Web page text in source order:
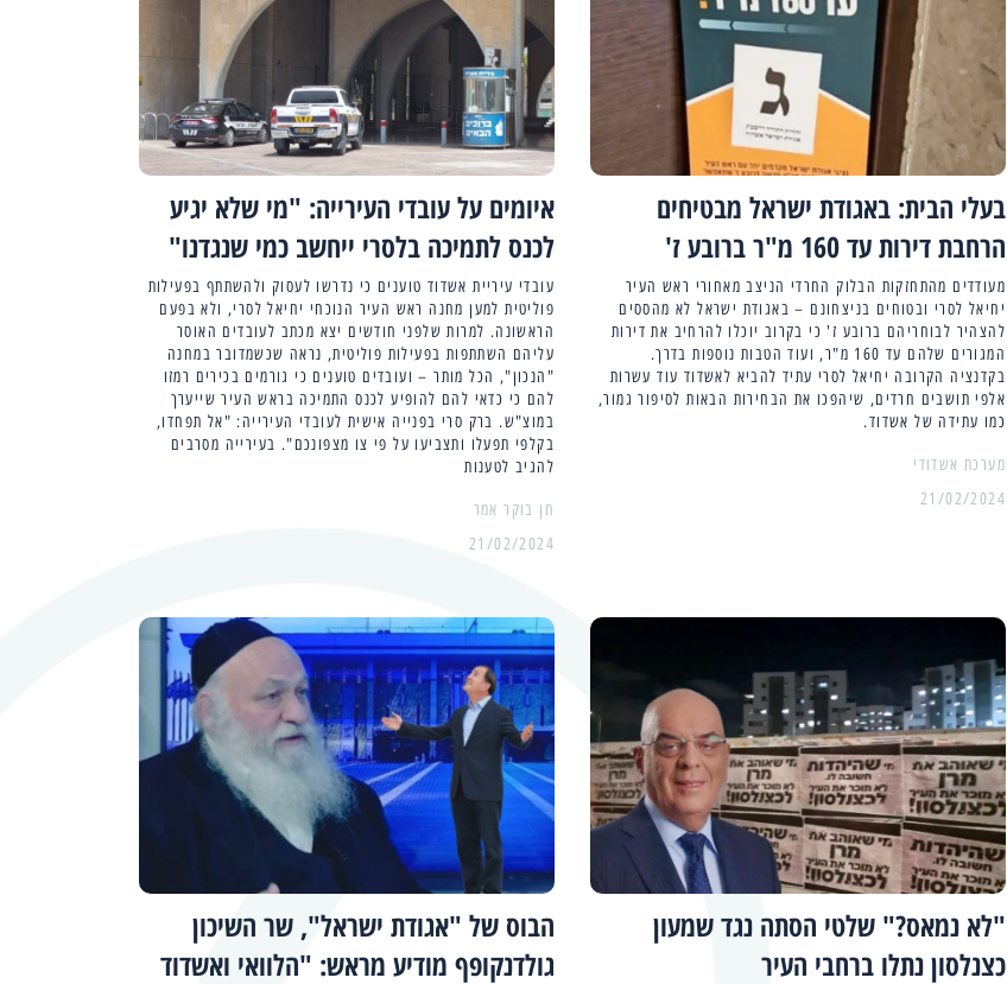
בעלי הבית: באגודת ישראל מבטיחים
הרחבת דירות עד 160 מ"ר ברובע ז'
מעודדים מהתחזקות הבלוק החרדי הניצב מאחורי ראש העיר
יחיאל לסרי ובטוחים בניצחונם – באגודת ישראל לא מהססים
להצהיר לבוחריהם ברובע ז' כי בקרוב יוכלו להרחיב את דירות
המגורים שלהם עד 160 מ"ר, ועוד הטבות נוספות בדרך.
בקדנציה הקרובה יחיאל לסרי עתיד להביא לאשדוד עוד עשרות
אלפי תושבים חרדים, שיהפכו את הבחירות הבאות לסיפור גמור,
כמו עתידה של אשדוד.
מערכת אשדודי
21/02/2024
איומים על עובדי העירייה: "מי שלא יגיע
לכנס לתמיכה בלסרי ייחשב כמי שנגדנו"
עובדי עיריית אשדוד טוענים כי נדרשו לעסוק ולהשתתף בפעילות
פוליטית למען מחנה ראש העיר הנוכחי יחיאל לסרי, ולא בפעם
הראשונה. למרות שלפני חודשים יצא מכתב לעובדים האוסר
עליהם השתתפות בפעילות פוליטית, נראה שכשמדובר במחנה
"הנכון", הכל מותר – ועובדים טוענים כי גורמים בכירים רמזו
להם כי כדאי להם להופיע לכנס התמיכה בראש העיר שייערך
במוצ"ש. ברק סרי בפנייה אישית לעובדי העירייה: "אל תפחדו,
בקלפי תפעלו ותצביעו על פי צו מצפונכם". בעירייה מסרבים
להגיב לטענות
21/02/2024
"לא נמאס?" שלטי הסתה נגד שמעון
כצנלסון נתלו ברחבי העיר
הבוס של "אגודת ישראל", שר השיכון
גולדנקופף מודיע מראש: "הלוואי ואשדוד